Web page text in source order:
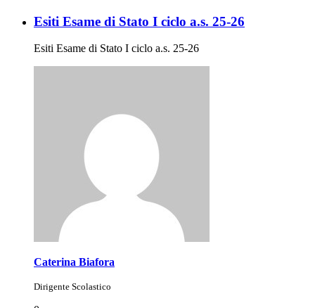
Esiti Esame di Stato I ciclo a.s. 25-26
Esiti Esame di Stato I ciclo a.s. 25-26
Caterina Biafora
Dirigente Scolastico